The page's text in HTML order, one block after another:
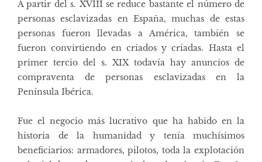
A partir del s. XVIII se reduce bastante el número de
personas esclavizadas en España, muchas de estas
personas fueron llevadas a América, también se
fueron convirtiendo en criados y criadas. Hasta el
primer tercio del s. XIX todavía hay anuncios de
compraventa de personas esclavizadas en la
Península Ibérica.
Fue el negocio más lucrativo que ha habido en la
historia de la humanidad y tenía muchísimos
beneficiarios: armadores, pilotos, toda la explotación